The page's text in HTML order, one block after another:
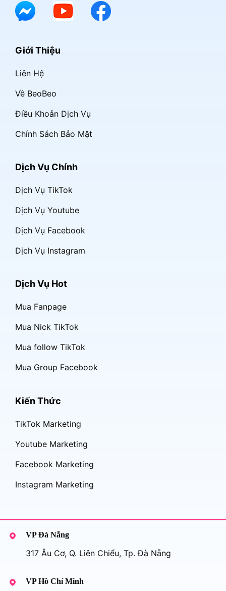
Giới Thiệu
Liên Hệ
Về BeoBeo
Điều Khoản Dịch Vụ
Chính Sách Bảo Mật
Dịch Vụ Chính
Dịch Vụ TikTok
Dịch Vụ Youtube
Dịch Vụ Facebook
Dịch Vụ Instagram
Dịch Vụ Hot
Mua Fanpage
Mua Nick TikTok
Mua follow TikTok
Mua Group Facebook
Kiến Thức
TikTok Marketing
Youtube Marketing
Facebook Marketing
Instagram Marketing
VP Đà Nẵng
317 Âu Cơ, Q. Liên Chiểu, Tp. Đà Nẵng
VP Hồ Chí Minh